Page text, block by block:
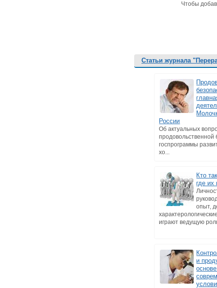
Чтобы
Статьи журнала
России
Об актуальных
продовольственной
госпрограммы
хо...
Кто
где их
опыт,
играют ведущую
и